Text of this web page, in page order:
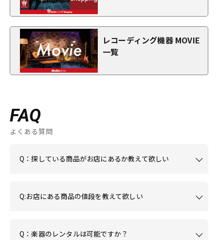
レコーディング機器 MOVIE
一覧
FAQ
よくある質問
Q：探している商品がお店にあるか教えて欲しい
Q:お店にある商品の値段を教えて欲しい
Q：楽器のレンタルは可能ですか？